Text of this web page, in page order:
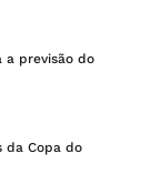
a previsão do
da Copa do